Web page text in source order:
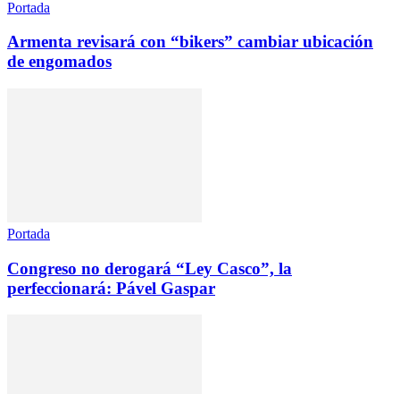
Portada
Armenta revisará con “bikers” cambiar ubicación
de engomados
Portada
Congreso no derogará “Ley Casco”, la
perfeccionará: Pável Gaspar